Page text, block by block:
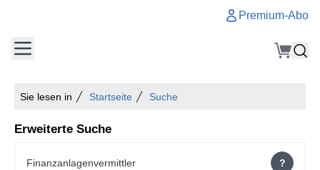
Premium-Abo
Sie lesen in Startseite Suche
Erweiterte Suche
?